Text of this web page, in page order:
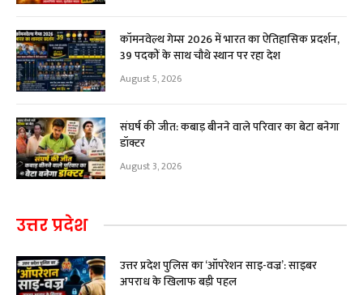
कॉमनवेल्थ गेम्स 2026 में भारत का ऐतिहासिक प्रदर्शन,
39 पदकों के साथ चौथे स्थान पर रहा देश
August 5, 2026
संघर्ष की जीत: कबाड़ बीनने वाले परिवार का बेटा बनेगा
डॉक्टर
August 3, 2026
उत्तर प्रदेश
उत्तर प्रदेश पुलिस का ‘ऑपरेशन साइ-वज्र’: साइबर
अपराध के खिलाफ बड़ी पहल